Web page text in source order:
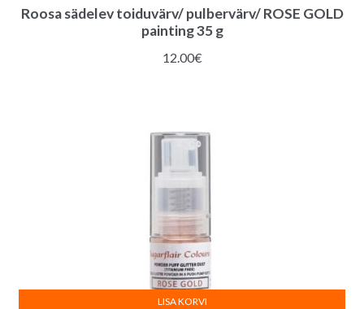
Roosa sädelev toiduvärv/ pulbervärv/ ROSE GOLD
painting 35 g
12.00€
LISA KORVI